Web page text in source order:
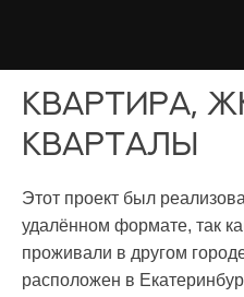
Квартира,
кварталы
Этот проект был
удалённом формате, так
проживали в другом
расположен в